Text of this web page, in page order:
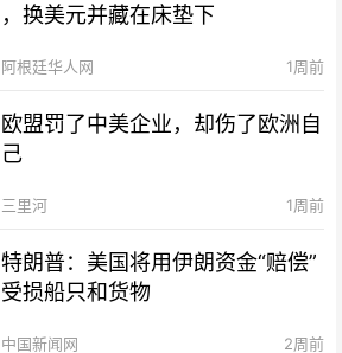
，换美元并藏在床垫下
阿根廷华人网 1周前
欧盟罚了中美企业，却伤了欧洲自
己
三里河 1周前
特朗普：美国将用伊朗资金“赔偿”
受损船只和货物
中国新闻网 2周前